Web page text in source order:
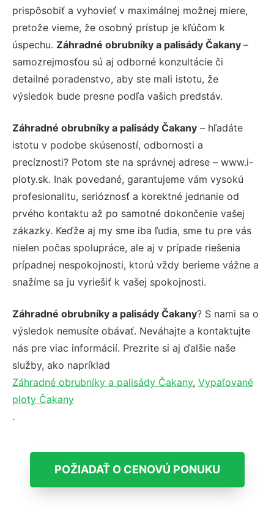
prispôsobiť a vyhovieť v maximálnej možnej miere,
pretože vieme, že osobný prístup je kľúčom k
úspechu. Záhradné obrubníky a palisády Čakany –
samozrejmosťou sú aj odborné konzultácie či
detailné poradenstvo, aby ste mali istotu, že
výsledok bude presne podľa vašich predstáv.
Záhradné obrubníky a palisády Čakany – hľadáte
istotu v podobe skúseností, odbornosti a
precíznosti? Potom ste na správnej adrese – www.i-
ploty.sk. Inak povedané, garantujeme vám vysokú
profesionalitu, serióznosť a korektné jednanie od
prvého kontaktu až po samotné dokončenie vašej
zákazky. Keďže aj my sme iba ľudia, sme tu pre vás
nielen počas spolupráce, ale aj v prípade riešenia
prípadnej nespokojnosti, ktorú vždy berieme vážne a
snažíme sa ju vyriešiť k vašej spokojnosti.
Záhradné obrubníky a palisády Čakany? S nami sa o
výsledok nemusíte obávať. Neváhajte a kontaktujte
nás pre viac informácií. Prezrite si aj ďalšie naše
služby, ako napríklad
Záhradné obrubníky a palisády Čakany, Vypaľované
ploty Čakany
.
POŽIADAŤ O CENOVÚ PONUKU